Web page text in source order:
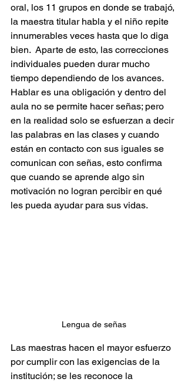
oral, los 11 grupos en donde se trabajó,
la maestra titular habla y el niño repite
innumerables veces hasta que lo diga
bien.  Aparte de esto, las correcciones
individuales pueden durar mucho
tiempo dependiendo de los avances.
Hablar es una obligación y dentro del
aula no se permite hacer señas; pero
en la realidad solo se esfuerzan a decir
las palabras en las clases y cuando
están en contacto con sus iguales se
comunican con señas, esto confirma
que cuando se aprende algo sin
motivación no logran percibir en qué
les pueda ayudar para sus vidas.
Lengua de señas
Las maestras hacen el mayor esfuerzo
por cumplir con las exigencias de la
institución; se les reconoce la